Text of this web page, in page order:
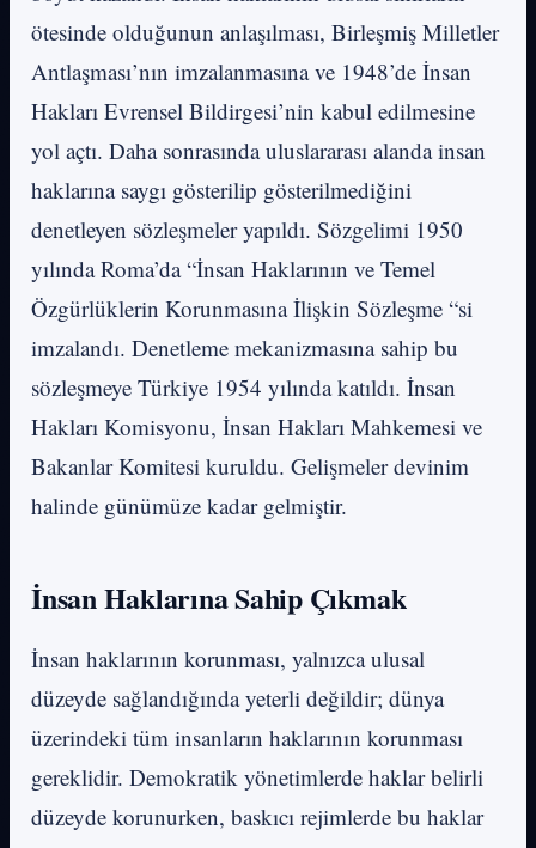
ötesinde olduğunun anlaşılması, Birleşmiş Milletler
Antlaşması’nın imzalanmasına ve 1948’de İnsan
Hakları Evrensel Bildirgesi’nin kabul edilmesine
yol açtı. Daha sonrasında uluslararası alanda insan
haklarına saygı gösterilip gösterilmediğini
denetleyen sözleşmeler yapıldı. Sözgelimi 1950
yılında Roma’da “İnsan Haklarının ve Temel
Özgürlüklerin Korunmasına İlişkin Sözleşme “si
imzalandı. Denetleme mekanizmasına sahip bu
sözleşmeye Türkiye 1954 yılında katıldı. İnsan
Hakları Komisyonu, İnsan Hakları Mahkemesi ve
Bakanlar Komitesi kuruldu. Gelişmeler devinim
halinde günümüze kadar gelmiştir.
İnsan Haklarına Sahip Çıkmak
İnsan haklarının korunması, yalnızca ulusal
düzeyde sağlandığında yeterli değildir; dünya
üzerindeki tüm insanların haklarının korunması
gereklidir. Demokratik yönetimlerde haklar belirli
düzeyde korunurken, baskıcı rejimlerde bu haklar